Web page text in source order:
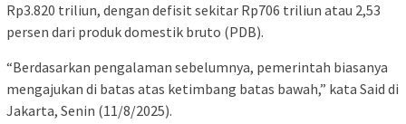
Rp3.820 triliun, dengan defisit sekitar Rp706 triliun atau 2,53
persen dari produk domestik bruto (PDB).
“Berdasarkan pengalaman sebelumnya, pemerintah biasanya
mengajukan di batas atas ketimbang batas bawah,” kata Said di
Jakarta, Senin (11/8/2025).